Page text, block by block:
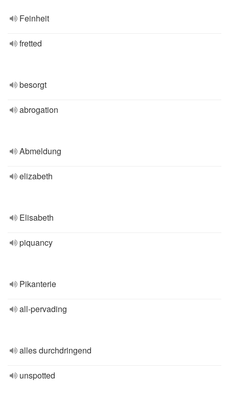
Feinheit
fretted
besorgt
abrogation
Abmeldung
elizabeth
Elisabeth
piquancy
Pikanterie
all-pervading
alles durchdringend
unspotted